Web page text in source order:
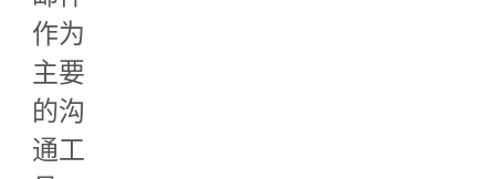
作为
主要
的沟
通工